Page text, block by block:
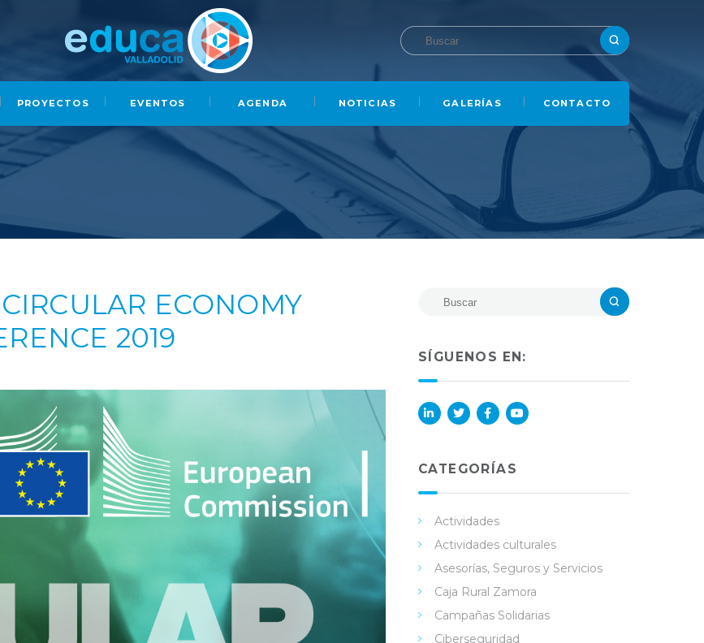
PROYECTOS EVENTOS AGENDA NOTICIAS GALERÍAS CONTACTO
ECONOMY
2019
SÍGUENOS EN:
in
ok
e
CATEGORÍAS
Actividades
Actividades culturales
Asesorías, Seguros y Servicios
Caja Rural Zamora
Campañas Solidarias
Ciberseguridad